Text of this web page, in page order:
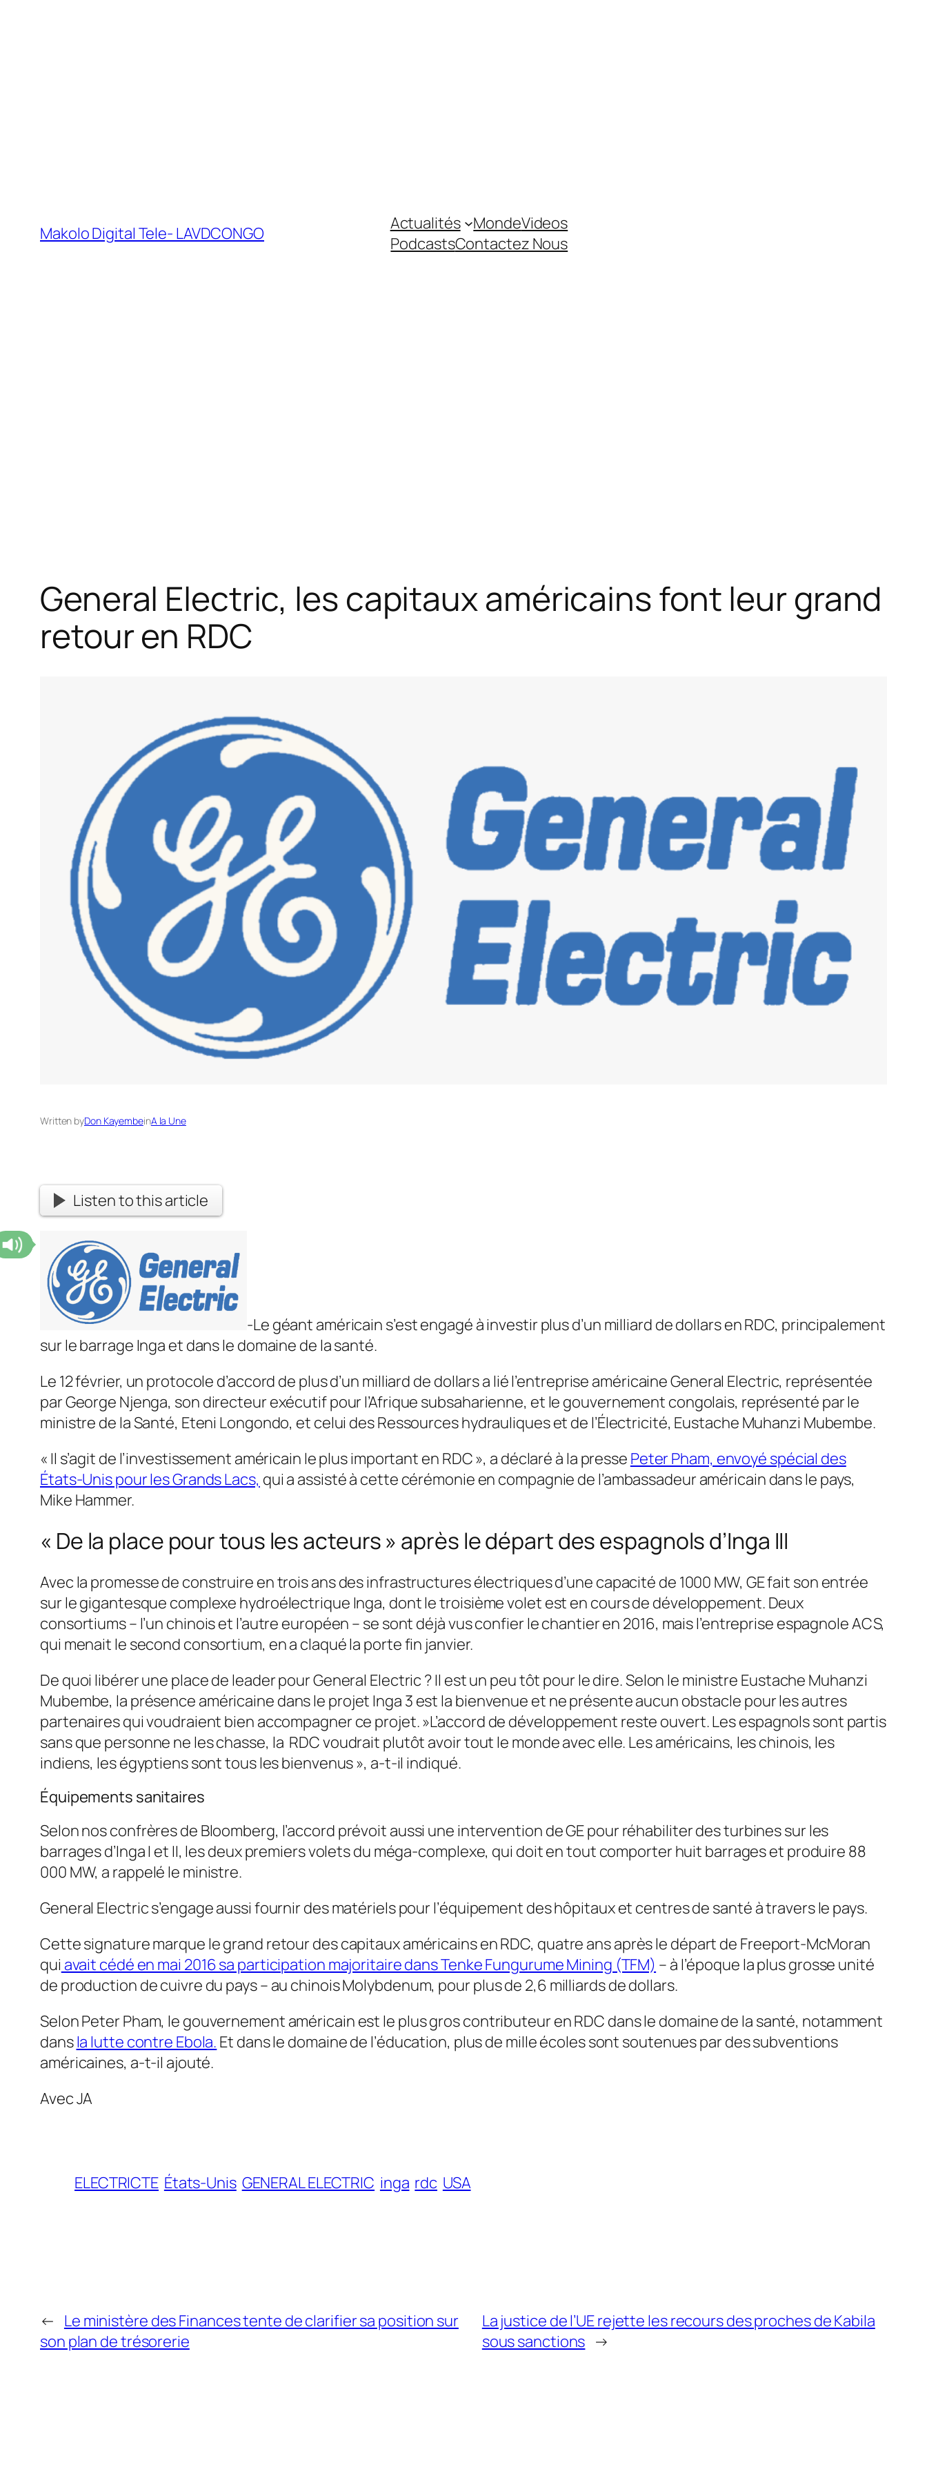
Makolo Digital Tele- LAVDCONGO Actualités MondeVideos
PodcastsContactez Nous
General Electric, les capitaux américains font leur grand
retour en RDC
Written byDon KayembeinA la Une
Listen to this article
-Le géant américain s’est engagé à investir plus d’un milliard de dollars en RDC, principalement
sur le barrage Inga et dans le domaine de la santé.
Le 12 février, un protocole d’accord de plus d’un milliard de dollars a lié l’entreprise américaine General Electric, représentée
par George Njenga, son directeur exécutif pour l’Afrique subsaharienne, et le gouvernement congolais, représenté par le
ministre de la Santé, Eteni Longondo, et celui des Ressources hydrauliques et de l’Électricité, Eustache Muhanzi Mubembe.
« Il s’agit de l’investissement américain le plus important en RDC », a déclaré à la presse Peter Pham, envoyé spécial des
États-Unis pour les Grands Lacs, qui a assisté à cette cérémonie en compagnie de l’ambassadeur américain dans le pays,
Mike Hammer.
« De la place pour tous les acteurs » après le départ des espagnols d’Inga III
Avec la promesse de construire en trois ans des infrastructures électriques d’une capacité de 1000 MW, GE fait son entrée
sur le gigantesque complexe hydroélectrique Inga, dont le troisième volet est en cours de développement. Deux
consortiums – l’un chinois et l’autre européen – se sont déjà vus confier le chantier en 2016, mais l’entreprise espagnole ACS,
qui menait le second consortium, en a claqué la porte fin janvier.
De quoi libérer une place de leader pour General Electric ? Il est un peu tôt pour le dire. Selon le ministre Eustache Muhanzi
Mubembe, la présence américaine dans le projet Inga 3 est la bienvenue et ne présente aucun obstacle pour les autres
partenaires qui voudraient bien accompagner ce projet. »L’accord de développement reste ouvert. Les espagnols sont partis
sans que personne ne les chasse, la RDC voudrait plutôt avoir tout le monde avec elle. Les américains, les chinois, les
indiens, les égyptiens sont tous les bienvenus », a-t-il indiqué.
Équipements sanitaires
Selon nos confrères de Bloomberg, l’accord prévoit aussi une intervention de GE pour réhabiliter des turbines sur les
barrages d’Inga I et II, les deux premiers volets du méga-complexe, qui doit en tout comporter huit barrages et produire 88
000 MW, a rappelé le ministre.
General Electric s’engage aussi fournir des matériels pour l’équipement des hôpitaux et centres de santé à travers le pays.
Cette signature marque le grand retour des capitaux américains en RDC, quatre ans après le départ de Freeport-McMoran
qui avait cédé en mai 2016 sa participation majoritaire dans Tenke Fungurume Mining (TFM) – à l’époque la plus grosse unité
de production de cuivre du pays – au chinois Molybdenum, pour plus de 2,6 milliards de dollars.
Selon Peter Pham, le gouvernement américain est le plus gros contributeur en RDC dans le domaine de la santé, notamment
dansla lutte contre Ebola. Et dans le domaine de l’éducation, plus de mille écoles sont soutenues par des subventions
américaines, a-t-il ajouté.
Avec JA
ELECTRICTE États-Unis GENERAL ELECTRIC inga rdc USA
← Le ministère des Finances tente de clarifier sa position sur
son plan de trésorerie
La justice de l’UE rejette les recours des proches de Kabila
sous sanctions →